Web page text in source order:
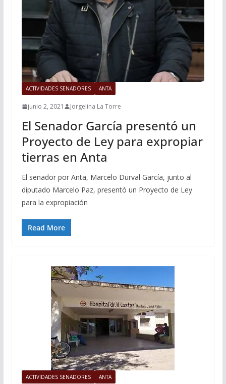
ACTIVIDADES SENADORES ANTA
junio 2, 2021 Jorgelina La Torre
El Senador García presentó un
Proyecto de Ley para expropiar
tierras en Anta
El senador por Anta, Marcelo Durval García, junto al
diputado Marcelo Paz, presentó un Proyecto de Ley
para la expropiación
Read More
ACTIVIDADES SENADORES ANTA